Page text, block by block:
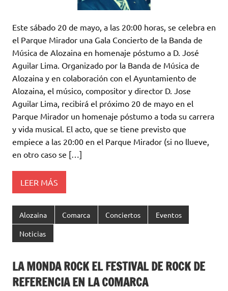
Este sábado 20 de mayo, a las 20:00 horas, se celebra en
el Parque Mirador una Gala Concierto de la Banda de
Música de Alozaina en homenaje póstumo a D. José
Aguilar Lima. Organizado por la Banda de Música de
Alozaina y en colaboración con el Ayuntamiento de
Alozaina, el músico, compositor y director D. Jose
Aguilar Lima, recibirá el próximo 20 de mayo en el
Parque Mirador un homenaje póstumo a toda su carrera
y vida musical. El acto, que se tiene previsto que
empiece a las 20:00 en el Parque Mirador (si no llueve,
en otro caso se […]
LEER MÁS
Alozaina Comarca Conciertos Eventos
Noticias
LA MONDA ROCK EL FESTIVAL DE ROCK DE
REFERENCIA EN LA COMARCA